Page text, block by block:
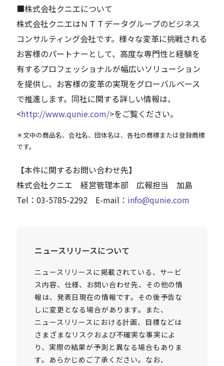
■株式会社クニエについて
株式会社クニエはＮＴＴデータグループのビジネス
コンサルティング会社です。様々な変革に挑戦される
お客様のパートナーとして、高度な専門性と経験を
有するプロフェッショナルが幅広いソリューション
を提供し、お客様の変革の実現をグローバルベース
で推進します。同社に関する詳しい情報は、
<http://www.qunie.com/>をご覧ください。
＊文中の商品名、会社名、団体名は、各社の商標または登録商標
です。
【本件に関するお問い合わせ先】
株式会社クニエ 経営管理本部 広報担当 加島
Tel：03-5785-2292 E-mail： info@qunie.com
ニュースリリースについて
ニュースリリースに掲載されている、サービ
ス内容、仕様、お問い合わせ先、その他の情
報は、発表日現在の情報です。その後予告な
しに変更となる場合があります。また、
ニュースリリースにおける計画、目標などは
さまざまなリスクおよび不確実な事実によ
り、実際の結果が予測と異なる場合もありま
す。あらかじめご了承ください。なお、